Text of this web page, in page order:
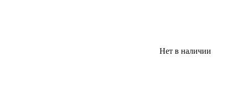
Нет в наличии